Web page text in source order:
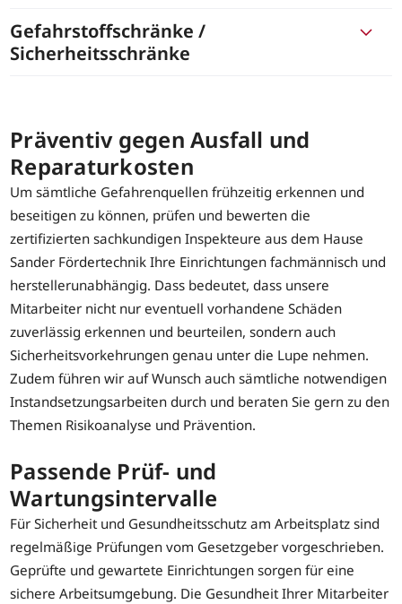
Gefahrstoffschränke /
Sicherheitsschränke
Präventiv gegen Ausfall und
Reparaturkosten
Um sämtliche Gefahrenquellen frühzeitig erkennen und
beseitigen zu können, prüfen und bewerten die
zertifizierten sachkundigen Inspekteure aus dem Hause
Sander Fördertechnik Ihre Einrichtungen fachmännisch und
herstellerunabhängig. Dass bedeutet, dass unsere
Mitarbeiter nicht nur eventuell vorhandene Schäden
zuverlässig erkennen und beurteilen, sondern auch
Sicherheitsvorkehrungen genau unter die Lupe nehmen.
Zudem führen wir auf Wunsch auch sämtliche notwendigen
Instandsetzungsarbeiten durch und beraten Sie gern zu den
Themen Risikoanalyse und Prävention.
Passende Prüf- und
Wartungsintervalle
Für Sicherheit und Gesundheitsschutz am Arbeitsplatz sind
regelmäßige Prüfungen vom Gesetzgeber vorgeschrieben.
Geprüfte und gewartete Einrichtungen sorgen für eine
sichere Arbeitsumgebung. Die Gesundheit Ihrer Mitarbeiter